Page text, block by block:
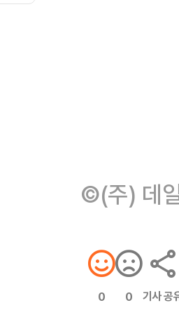
©(주) 데
0 0 기사 공